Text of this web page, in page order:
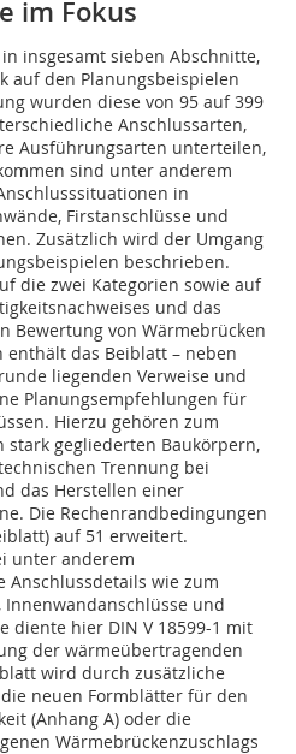
im Fokus
insgesamt sieben Abschnitte,
auf den Planungsbeispielen
wurden diese von 95 auf 399
Anschlussarten,
Ausführungsarten unterteilen,
sind unter anderem
in
Firstanschlüsse und
Zusätzlich wird der Umgang
beschrieben.
die zwei Kategorien sowie auf
und das
Bewertung von Wärmebrücken
enthält das Beiblatt – neben
liegenden Verweise und
Planungsempfehlungen für
Hierzu gehören zum
stark gegliederten Baukörpern,
Trennung bei
das Herstellen einer
Die Rechenrandbedingungen
auf 51 erweitert.
unter anderem
Anschlussdetails wie zum
und
diente hier DIN V 18599-1 mit
der wärmeübertragenden
wird durch zusätzliche
neuen Formblätter für den
(Anhang A) oder die
Wärmebrückenzuschlags